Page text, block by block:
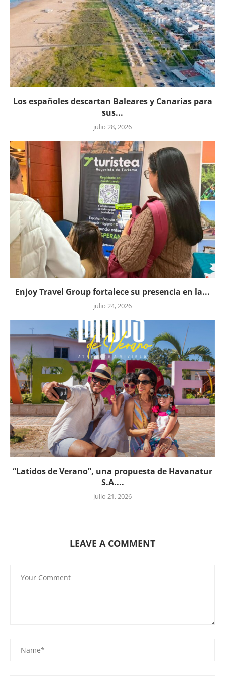
Los españoles descartan Baleares y Canarias para
sus...
julio 28, 2026
Enjoy Travel Group fortalece su presencia en la...
julio 24, 2026
“Latidos de Verano”, una propuesta de Havanatur
S.A....
julio 21, 2026
LEAVE A COMMENT